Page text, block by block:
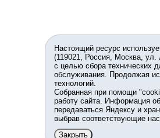
Настоящий ресурс
(119021, Россия, Москва,
с целью сбора технических
обслуживания. Продолжая
технологий.
Собранная при помощи
работу сайта. Информация
передаваться Яндексу и
выбрав соответствующие
Закрыть